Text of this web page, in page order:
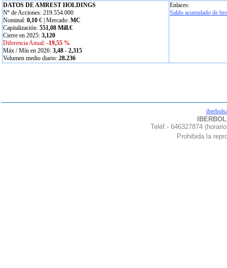
DATOS DE AMREST HOLDINGS
Nº de Acciones: 219.554.000
Nominal: 0,10 € | Mercado: MC
Capitalización: 551,08 Mill.€
Cierre en 2025: 3,120
Diferencia Anual: -19,55 %
Máx / Mín en 2026: 3,48 - 2,315
Volumen medio diario: 28.236
Enlaces:
Saldo acumulado de
Teléf.- 646327874
Prohibida la